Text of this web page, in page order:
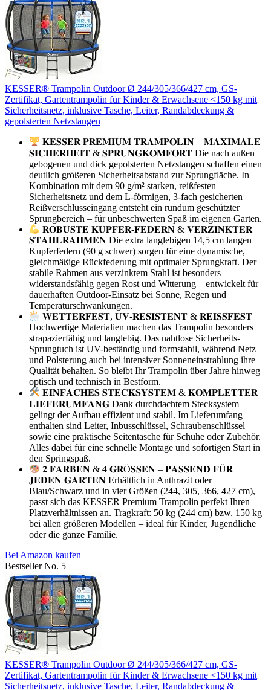
KESSER® Trampolin Outdoor Ø 244/305/366/427 cm, GS-
Zertifikat, Gartentrampolin für Kinder & Erwachsene <150 kg mit
Sicherheitsnetz, inklusive Tasche, Leiter, Randabdeckung &
gepolsterten Netzstangen
𝐊𝐄𝐒𝐒𝐄𝐑 𝐏𝐑𝐄𝐌𝐈𝐔𝐌 𝐓𝐑𝐀𝐌𝐏𝐎𝐋𝐈𝐍 – 𝐌𝐀𝐗𝐈𝐌𝐀𝐋𝐄
𝐒𝐈𝐂𝐇𝐄𝐑𝐇𝐄𝐈𝐓 & 𝐒𝐏𝐑𝐔𝐍𝐆𝐊𝐎𝐌𝐅𝐎𝐑𝐓 Die nach außen
gebogenen und dick gepolsterten Netzstangen schaffen einen
deutlich größeren Sicherheitsabstand zur Sprungfläche. In
Kombination mit dem 90 g/m² starken, reißfesten
Sicherheitsnetz und dem L-förmigen, 3-fach gesicherten
Reißverschlusseingang entsteht ein rundum geschützter
Sprungbereich – für unbeschwerten Spaß im eigenen Garten.
𝐑𝐎𝐁𝐔𝐒𝐓𝐄 𝐊𝐔𝐏𝐅𝐄𝐑-𝐅𝐄𝐃𝐄𝐑𝐍 & 𝐕𝐄𝐑𝐙𝐈𝐍𝐊𝐓𝐄𝐑
𝐒𝐓𝐀𝐇𝐋𝐑𝐀𝐇𝐌𝐄𝐍 Die extra langlebigen 14,5 cm langen
Kupferfedern (90 g schwer) sorgen für eine dynamische,
gleichmäßige Rückfederung mit optimaler Sprungkraft. Der
stabile Rahmen aus verzinktem Stahl ist besonders
widerstandsfähig gegen Rost und Witterung – entwickelt für
dauerhaften Outdoor-Einsatz bei Sonne, Regen und
Temperaturschwankungen.
𝐖𝐄𝐓𝐓𝐄𝐑𝐅𝐄𝐒𝐓, 𝐔𝐕-𝐑𝐄𝐒𝐈𝐒𝐓𝐄𝐍𝐓 & 𝐑𝐄𝐈𝐒𝐒𝐅𝐄𝐒𝐓
Hochwertige Materialien machen das Trampolin besonders
strapazierfähig und langlebig. Das nahtlose Sicherheits-
Sprungtuch ist UV-beständig und formstabil, während Netz
und Polsterung auch bei intensiver Sonneneinstrahlung ihre
Qualität behalten. So bleibt Ihr Trampolin über Jahre hinweg
optisch und technisch in Bestform.
𝐄𝐈𝐍𝐅𝐀𝐂𝐇𝐄𝐒 𝐒𝐓𝐄𝐂𝐊𝐒𝐘𝐒𝐓𝐄𝐌 & 𝐊𝐎𝐌𝐏𝐋𝐄𝐓𝐓𝐄𝐑
𝐋𝐈𝐄𝐅𝐄𝐑𝐔𝐌𝐅𝐀𝐍𝐆 Dank durchdachtem Stecksystem
gelingt der Aufbau effizient und stabil. Im Lieferumfang
enthalten sind Leiter, Inbusschlüssel, Schraubenschlüssel
sowie eine praktische Seitentasche für Schuhe oder Zubehör.
Alles dabei für eine schnelle Montage und sofortigen Start in
den Springspaß.
𝟐 𝐅𝐀𝐑𝐁𝐄𝐍 & 𝟒 𝐆𝐑Ö𝐒𝐒𝐄𝐍 – 𝐏𝐀𝐒𝐒𝐄𝐍𝐃 𝐅Ü𝐑
𝐉𝐄𝐃𝐄𝐍 𝐆𝐀𝐑𝐓𝐄𝐍 Erhältlich in Anthrazit oder
Blau/Schwarz und in vier Größen (244, 305, 366, 427 cm),
passt sich das KESSER Premium Trampolin perfekt Ihren
Platzverhältnissen an. Tragkraft: 50 kg (244 cm) bzw. 150 kg
bei allen größeren Modellen – ideal für Kinder, Jugendliche
oder die ganze Familie.
Bei Amazon kaufen
Bestseller No. 5
KESSER® Trampolin Outdoor Ø 244/305/366/427 cm, GS-
Zertifikat, Gartentrampolin für Kinder & Erwachsene <150 kg mit
Sicherheitsnetz, inklusive Tasche, Leiter, Randabdeckung &